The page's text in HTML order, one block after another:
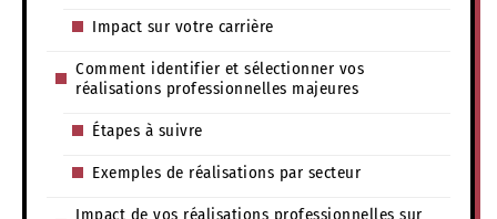
Impact sur votre carrière
Comment identifier et sélectionner vos
réalisations professionnelles majeures
Étapes à suivre
Exemples de réalisations par secteur
Impact de vos réalisations professionnelles sur